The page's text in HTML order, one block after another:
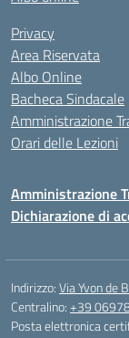
Privacy
Area Riservata
Albo Online
Bacheca Sindacale
Amministrazione
Orari delle Lezioni
Amministrazione
Dichiarazione di
Indirizzo:Via Yvon de
Centralino:+39
Posta elettronica